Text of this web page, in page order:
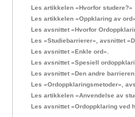
Les artikkelen «Hvorfor studere?»
Les artikkelen «Oppklaring av
Les avsnittet «Hvorfor
Les «Studiebarrierer», avsnittet
Les avsnittet «Enkle ord».
Les avsnittet «Spesiell
Les avsnittet «Den andre
Les «Ordoppklaringsmetoder»,
Les artikkelen «Anvendelse av
Les avsnittet «Ordoppklaring ved